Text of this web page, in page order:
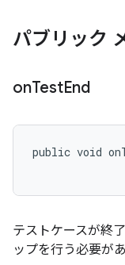
パブリック
onTestEnd
public void
テストケースが終
ップを行う必要があ